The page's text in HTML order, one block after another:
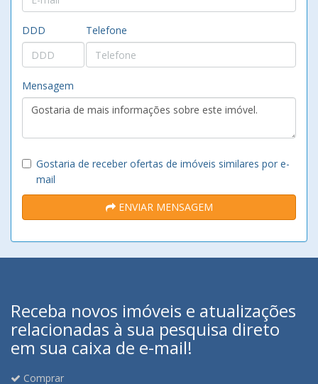
DDD Telefone
Mensagem
Gostaria de receber ofertas de imóveis similares por e-
mail
ENVIAR MENSAGEM
Receba novos imóveis e atualizações
relacionadas à sua pesquisa direto
em sua caixa de e-mail!
Comprar